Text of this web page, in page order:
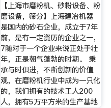
【上海市磨粉机、砂粉设备、粉
磨设备，筛分】上海建冶机器
是国内的砂石企业，成立于7年
前，是有一定资历的企业之一，
7随对于一个企业来说正处于壮
年，正是朝气蓬勃的时期。 秉
承与时俱进，不断创新的价值
观，在磨粉机行业中成为一只化
的，我们拥有的技术工人200
人，拥有5万平方米的生产基地